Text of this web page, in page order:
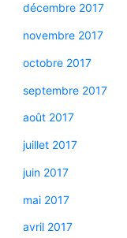
décembre 2017
novembre 2017
octobre 2017
septembre 2017
août 2017
juillet 2017
juin 2017
mai 2017
avril 2017